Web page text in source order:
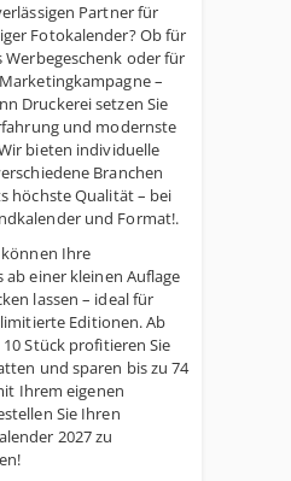
Partner für
Fotokalender? Ob für
Werbegeschenk oder für
–
Druckerei setzen Sie
und modernste
bieten individuelle
Branchen
höchste Qualität – bei
und Format!.
können Ihre
einer kleinen Auflage
lassen – ideal für
Editionen. Ab
Stück profitieren Sie
und sparen bis zu 74
Ihrem eigenen
Sie Ihren
2027 zu